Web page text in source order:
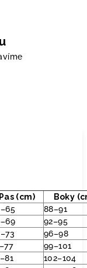
Pas (cm)
Boky
88–91
92–95
96–98
99–101
102–104